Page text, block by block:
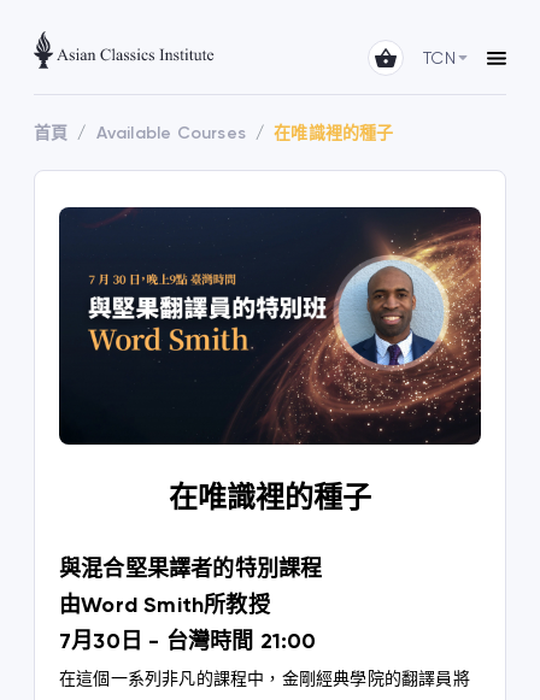
TCN
首頁 Available Courses 在唯識裡的種子
在唯識裡的種子
與混合堅果譯者的特別課程
由Word Smith所教授
7月30日 - 台灣時間 21:00
在這個一系列非凡的課程中，金剛經典學院的翻譯員將